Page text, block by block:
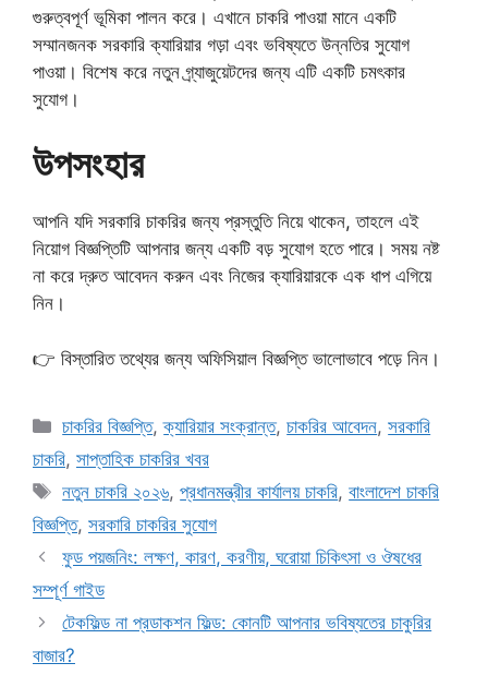
গুরুত্বপূর্ণ ভূমিকা পালন করে। এখানে চাকরি পাওয়া মানে একটি
সম্মানজনক সরকারি ক্যারিয়ার গড়া এবং ভবিষ্যতে উন্নতির সুযোগ
পাওয়া। বিশেষ করে নতুন গ্র্যাজুয়েটদের জন্য এটি একটি চমৎকার
সুযোগ।
উপসংহার
আপনি যদি সরকারি চাকরির জন্য প্রস্তুতি নিয়ে থাকেন, তাহলে এই
নিয়োগ বিজ্ঞপ্তিটি আপনার জন্য একটি বড় সুযোগ হতে পারে। সময় নষ্ট
না করে দ্রুত আবেদন করুন এবং নিজের ক্যারিয়ারকে এক ধাপ এগিয়ে
নিন।
👉 বিস্তারিত তথ্যের জন্য অফিসিয়াল বিজ্ঞপ্তি ভালোভাবে পড়ে নিন।
Categories
চাকরির বিজ্ঞপ্তি,ক্যারিয়ার সংক্রান্ত,চাকরির আবেদন,সরকারি
চাকরি, সাপ্তাহিক চাকরির খবর
Tags
নতুন চাকরি ২০২৬,প্রধানমন্ত্রীর কার্যালয় চাকরি,বাংলাদেশ চাকরি
বিজ্ঞপ্তি, সরকারি চাকরির সুযোগ
ফুড পয়জনিং: লক্ষণ, কারণ, করণীয়, ঘরোয়া চিকিৎসা ও ঔষধের
সম্পূর্ণ গাইড
টেকফিল্ড না প্রডাকশন ফিল্ড: কোনটি আপনার ভবিষ্যতের চাকুরির
বাজার?